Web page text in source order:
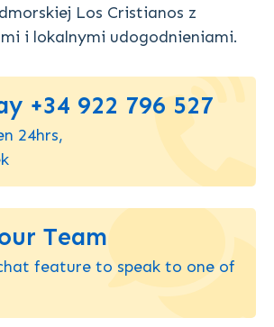
Los Cristianos z
i lokalnymi udogodnieniami.
+34 922 796 527
24hrs,
Team
feature to speak to one of